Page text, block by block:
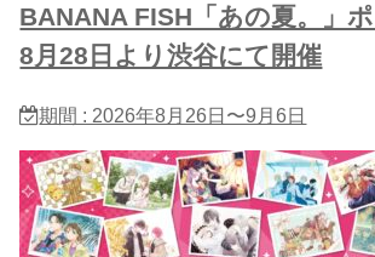
BANANA FISH「あの夏。」
8月28日より渋谷にて開催
期間 : 2026年8月26日〜9月6日